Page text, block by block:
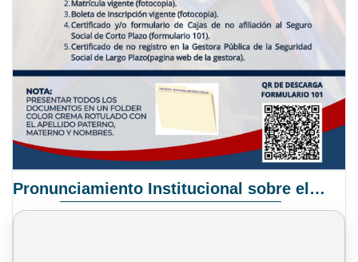
Pronunciamiento Institucional sobre el Proyecto de Ley N° 068/2025-2026 C.S.